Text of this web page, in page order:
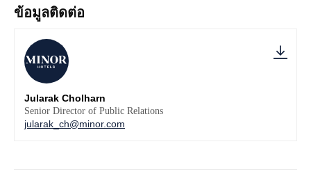
ข้อมูลติดต่อ
Jularak Cholharn
Senior Director of Public Relations
jularak_ch@minor.com